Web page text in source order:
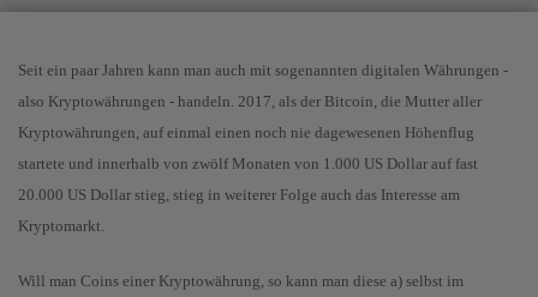
Seit ein paar Jahren kann man auch mit sogenannten digitalen Währungen -
also Kryptowährungen - handeln. 2017, als der Bitcoin, die Mutter aller
Kryptowährungen, auf einmal einen noch nie dagewesenen Höhenflug
startete und innerhalb von zwölf Monaten von 1.000 US Dollar auf fast
20.000 US Dollar stieg, stieg in weiterer Folge auch das Interesse am
Kryptomarkt.
Will man Coins einer Kryptowährung, so kann man diese a) selbst im